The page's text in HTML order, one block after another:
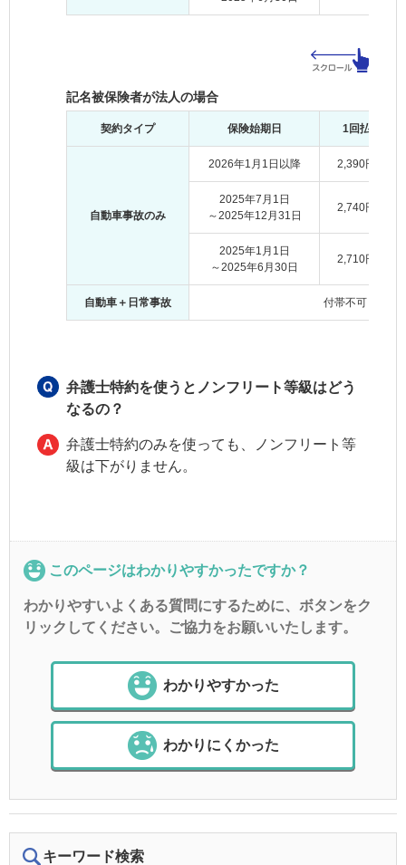
記名被保険者が法人の場合
契約タイプ 保険始期日 1回払
自動車事故のみ
2026年1月1日以降 2,390円
2025年7月1日
～2025年12月31日
2,740円
2025年1月1日
～2025年6月30日
2,710円
自動車＋日常事故 付帯不可
弁護士特約を使うとノンフリート等級はどう
なるの？
弁護士特約のみを使っても、ノンフリート等
級は下がりません。
このページはわかりやすかったですか？
わかりやすいよくある質問にするために、ボタンをク
リックしてください。ご協力をお願いいたします。
わかりやすかった
わかりにくかった
キーワード検索